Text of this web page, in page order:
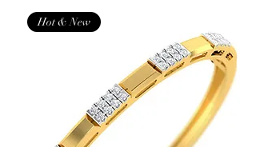
Hot & New